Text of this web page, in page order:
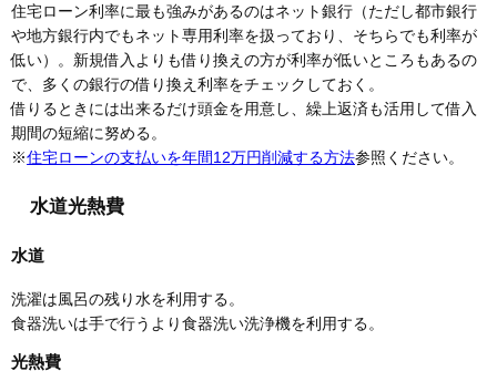
住宅ローン利率に最も強みがあるのはネット銀行（ただし都市銀行
や地方銀行内でもネット専用利率を扱っており、そちらでも利率が
低い）。新規借入よりも借り換えの方が利率が低いところもあるの
で、多くの銀行の借り換え利率をチェックしておく。
借りるときには出来るだけ頭金を用意し、繰上返済も活用して借入
期間の短縮に努める。
※住宅ローンの支払いを年間12万円削減する方法参照ください。
水道光熱費
水道
洗濯は風呂の残り水を利用する。
食器洗いは手で行うより食器洗い洗浄機を利用する。
光熱費